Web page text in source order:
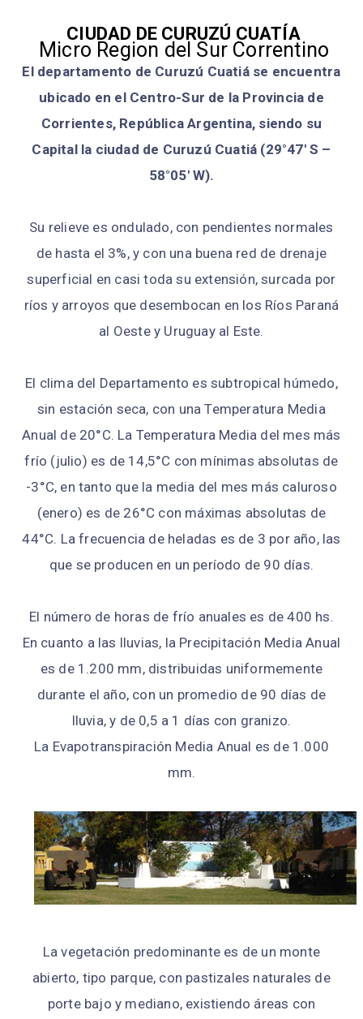
CIUDAD DE CURUZÚ CUATÍA
Micro Region del Sur Correntino
El departamento de Curuzú Cuatiá se encuentra
ubicado en el Centro-Sur de la Provincia de
Corrientes, República Argentina, siendo su
Capital la ciudad de Curuzú Cuatiá (29°47′ S –
58°05′ W).
Su relieve es ondulado, con pendientes normales
de hasta el 3%, y con una buena red de drenaje
superficial en casi toda su extensión, surcada por
ríos y arroyos que desembocan en los Ríos Paraná
al Oeste y Uruguay al Este.
El clima del Departamento es subtropical húmedo,
sin estación seca, con una Temperatura Media
Anual de 20°C. La Temperatura Media del mes más
frío (julio) es de 14,5°C con mínimas absolutas de
-3°C, en tanto que la media del mes más caluro­so
(enero) es de 26°C con máximas absolutas de
44°C. La frecuencia de heladas es de 3 por año, las
que se producen en un período de 90 días.
El número de horas de frío anuales es de 400 hs.
En cuanto a las lluvias, la Precipitación Media Anual
es de 1.200 mm, distribuidas uniformemente
durante el año, con un promedio de 90 días de
lluvia, y de 0,5 a 1 días con granizo.
La Evapotranspiración Media Anual es de 1.000
mm.
La vegetación predominante es de un monte
abierto, tipo parque, con pastiza­les naturales de
porte bajo y mediano, existiendo áreas con